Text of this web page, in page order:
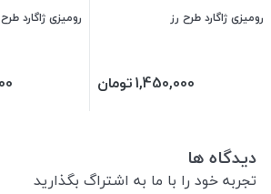
رومیزی ژاگارد طرح رز
1,450,000تومان
رومیزی ژاگارد
دیدگاه ها
تجربه خود را با ما به اشتراگ بگذارید